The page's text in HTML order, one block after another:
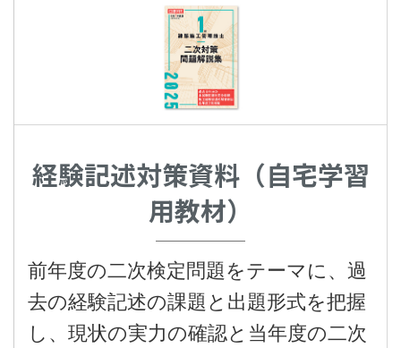
経験記述対策資料（自宅学習
用教材）
前年度の二次検定問題をテーマに、過
去の経験記述の課題と出題形式を把握
し、現状の実力の確認と当年度の二次